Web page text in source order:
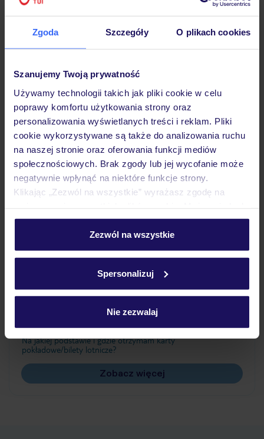
Zgoda Szczegóły O plikach cookies
Szanujemy Twoją prywatność
Używamy technologii takich jak pliki cookie w celu
poprawy komfortu użytkowania strony oraz
personalizowania wyświetlanych treści i reklam. Pliki
cookie wykorzystywane są także do analizowania ruchu
na naszej stronie oraz oferowania funkcji mediów
społecznościowych. Brak zgody lub jej wycofanie może
negatywnie wpłynąć na niektóre funkcje strony.
Klikając „Zezwól na wszystkie” wyrażasz zgodę na
personalizować swój wybór wchodząc w zakładkę
Szczegółowe informacje o plikach cookie znajdziesz
Zezwól na wszystkie
Spersonalizuj
Nie zezwalaj
Pokoje
Wyżywienie
Atrakcje
Ważne informacje
Często zadawane pytania
Jak zmienić uczestników/osobę zgłaszającą?
Czy w Hotelu będzie przedstawiciel TUI?
Na jakiej podstawie i gdzie otrzymam karty
pokładowe/bilety lotnicze?
Zobacz więcej